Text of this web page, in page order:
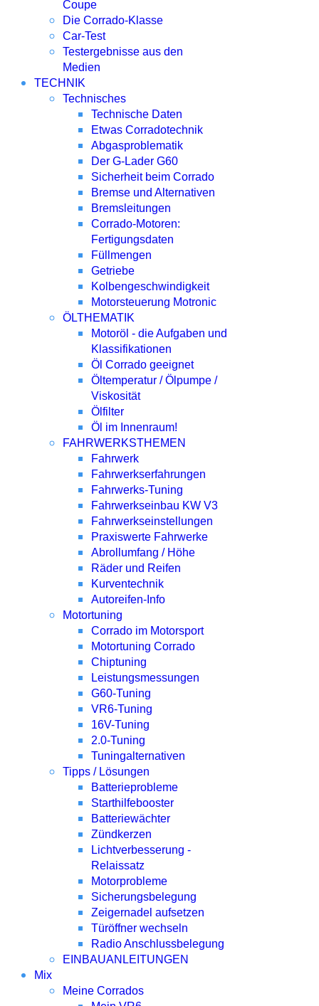
Coupe
Die Corrado-Klasse
Car-Test
Testergebnisse aus den
Medien
TECHNIK
Technisches
Technische Daten
Etwas Corradotechnik
Abgasproblematik
Der G-Lader G60
Sicherheit beim Corrado
Bremse und Alternativen
Bremsleitungen
Corrado-Motoren:
Fertigungsdaten
Füllmengen
Getriebe
Kolbengeschwindigkeit
Motorsteuerung Motronic
ÖLTHEMATIK
Motoröl - die Aufgaben und
Klassifikationen
Öl Corrado geeignet
Öltemperatur / Ölpumpe /
Viskosität
Ölfilter
Öl im Innenraum!
FAHRWERKSTHEMEN
Fahrwerk
Fahrwerkserfahrungen
Fahrwerks-Tuning
Fahrwerkseinbau KW V3
Fahrwerkseinstellungen
Praxiswerte Fahrwerke
Abrollumfang / Höhe
Räder und Reifen
Kurventechnik
Autoreifen-Info
Motortuning
Corrado im Motorsport
Motortuning Corrado
Chiptuning
Leistungsmessungen
G60-Tuning
VR6-Tuning
16V-Tuning
2.0-Tuning
Tuningalternativen
Tipps / Lösungen
Batterieprobleme
Starthilfebooster
Batteriewächter
Zündkerzen
Lichtverbesserung -
Relaissatz
Motorprobleme
Sicherungsbelegung
Zeigernadel aufsetzen
Türöffner wechseln
Radio Anschlussbelegung
EINBAUANLEITUNGEN
Mix
Meine Corrados